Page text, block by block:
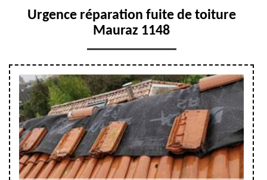
Urgence réparation fuite de toiture
Mauraz 1148